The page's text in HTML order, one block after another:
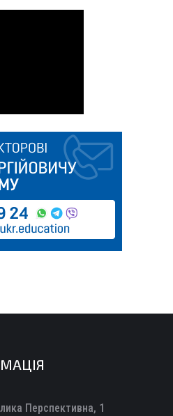
Перспективна, 1